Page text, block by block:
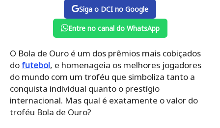
Siga o DCI no Google
Entre no canal do WhatsApp
O Bola de Ouro é um dos prêmios mais cobiçados
dofutebol, e homenageia os melhores jogadores
do mundo com um troféu que simboliza tanto a
conquista individual quanto o prestígio
internacional. Mas qual é exatamente o valor do
troféu Bola de Ouro?